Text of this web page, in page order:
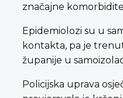
značajne
Epidemiolozi su u
kontakta, pa je
županije u
Policijska uprava